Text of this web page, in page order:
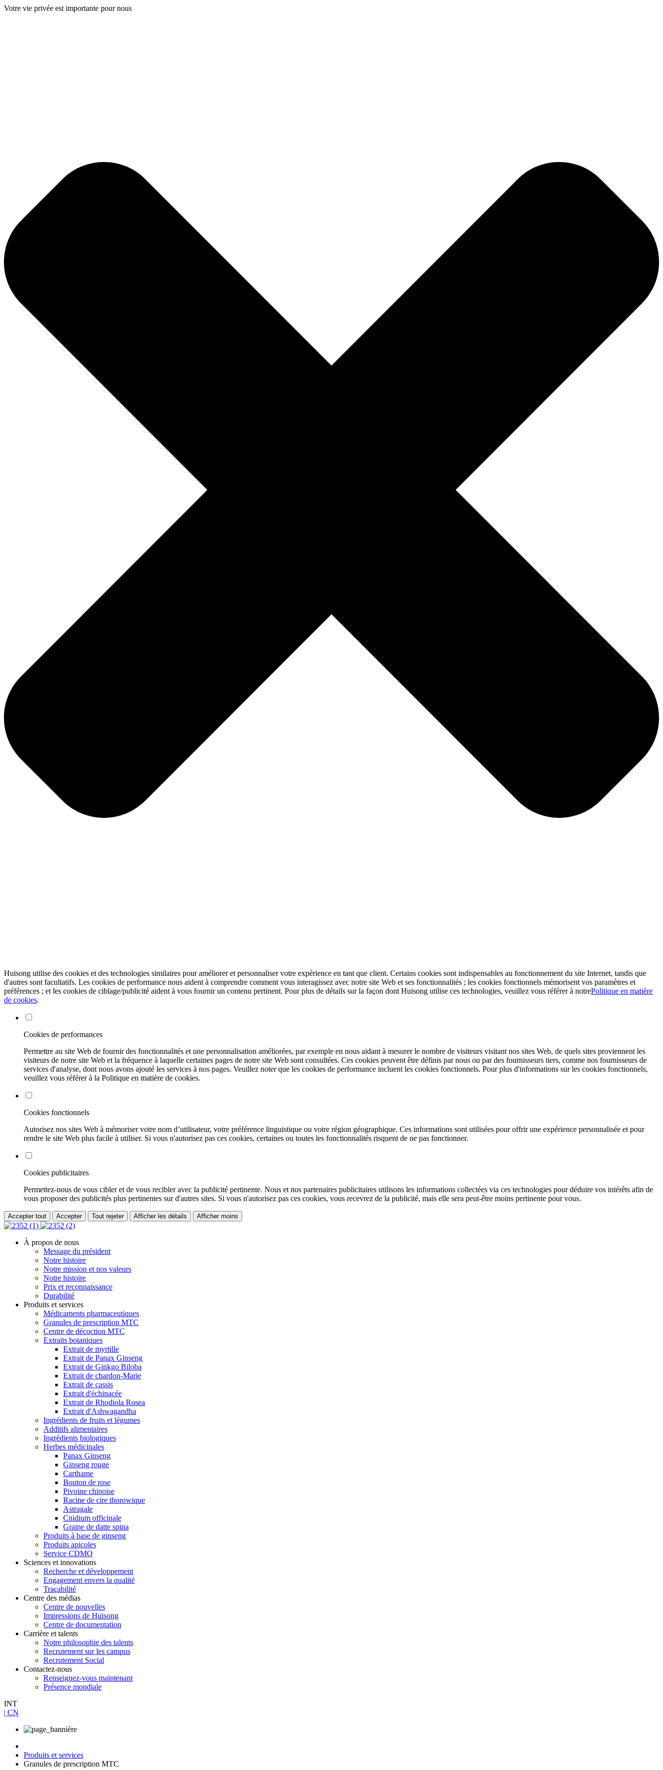
Votre vie privée est importante pour nous
Huisong utilise des cookies et des technologies similaires pour améliorer et personnaliser votre expérience en tant que client. Certains cookies sont indispensables au fonctionnement du site Internet, tandis que
d'autres sont facultatifs. Les cookies de performance nous aident à comprendre comment vous interagissez avec notre site Web et ses fonctionnalités ; les cookies fonctionnels mémorisent vos paramètres et
préférences ; et les cookies de ciblage/publicité aident à vous fournir un contenu pertinent. Pour plus de détails sur la façon dont Huisong utilise ces technologies, veuillez vous référer à notrePolitique en matière
de cookies.
Cookies de performances
Permettre au site Web de fournir des fonctionnalités et une personnalisation améliorées, par exemple en nous aidant à mesurer le nombre de visiteurs visitant nos sites Web, de quels sites proviennent les
visiteurs de notre site Web et la fréquence à laquelle certaines pages de notre site Web sont consultées. Ces cookies peuvent être définis par nous ou par des fournisseurs tiers, comme nos fournisseurs de
services d'analyse, dont nous avons ajouté les services à nos pages. Veuillez noter que les cookies de performance incluent les cookies fonctionnels. Pour plus d'informations sur les cookies fonctionnels,
veuillez vous référer à la Politique en matière de cookies.
Cookies fonctionnels
Autorisez nos sites Web à mémoriser votre nom d’utilisateur, votre préférence linguistique ou votre région géographique. Ces informations sont utilisées pour offrir une expérience personnalisée et pour
rendre le site Web plus facile à utiliser. Si vous n'autorisez pas ces cookies, certaines ou toutes les fonctionnalités risquent de ne pas fonctionner.
Cookies publicitaires
Permettez-nous de vous cibler et de vous recibler avec la publicité pertinente. Nous et nos partenaires publicitaires utilisons les informations collectées via ces technologies pour déduire vos intérêts afin de
vous proposer des publicités plus pertinentes sur d'autres sites. Si vous n'autorisez pas ces cookies, vous recevrez de la publicité, mais elle sera peut-être moins pertinente pour vous.
Accepter tout Accepter Tout rejeter Afficher les détails Afficher moins
À propos de nous
Message du président
Notre histoire
Notre mission et nos valeurs
Notre histoire
Prix ​​​​et reconnaissance
Durabilité
Produits et services
Médicaments pharmaceutiques
Granules de prescription MTC
Centre de décoction MTC
Extraits botaniques
Extrait de myrtille
Extrait de Panax Ginseng
Extrait de Ginkgo Biloba
Extrait de chardon-Marie
Extrait de cassis
Extrait d'échinacée
Extrait de Rhodiola Rosea
Extrait d'Ashwagandha
Ingrédients de fruits et légumes
Additifs alimentaires
Ingrédients biologiques
Herbes médicinales
Panax Ginseng
Ginseng rouge
Carthame
Bouton de rose
Pivoine chinoise
Racine de cire thorowique
Astragale
Cnidium officinale
Graine de datte spina
Produits à base de ginseng
Produits apicoles
Service CDMO
Sciences et innovations
Recherche et développement
Engagement envers la qualité
Traçabilité
Centre des médias
Centre de nouvelles
Impressions de Huisong
Centre de documentation
Carrière et talents
Notre philosophie des talents
Recrutement sur les campus
Recrutement Social
Contactez-nous
Renseignez-vous maintenant
Présence mondiale
INT
| CN
Produits et services
Granules de prescription MTC